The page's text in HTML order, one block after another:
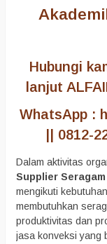
Hubungi
lanjut
WhatsApp :
|| 0812-
Dalam aktivitas
Supplier
mengikuti
membutuhkan
produktivitas dan
jasa konveksi yang